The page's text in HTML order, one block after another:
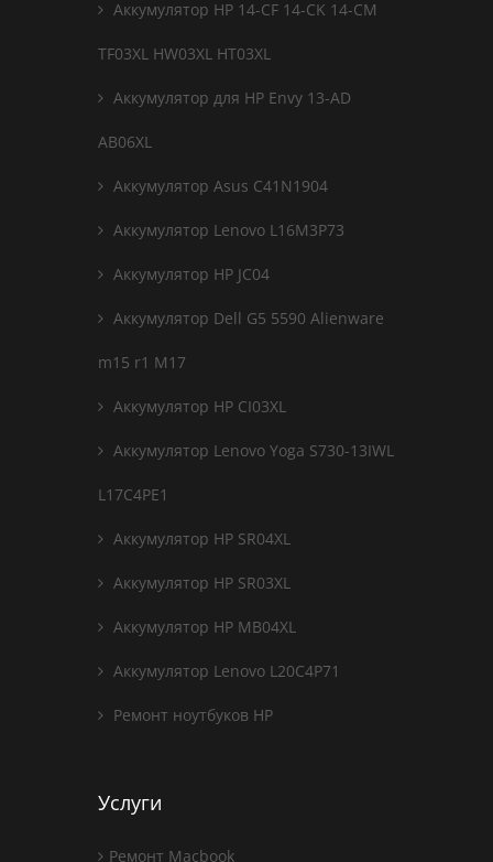
Аккумулятор HP 14-CF 14-CK 14-CM
TF03XL HW03XL HT03XL
Аккумулятор для HP Envy 13-AD
AB06XL
Аккумулятор Asus C41N1904
Аккумулятор Lenovo L16M3P73
Аккумулятор HP JC04
Аккумулятор Dell G5 5590 Alienware
m15 r1 M17
Аккумулятор HP CI03XL
Аккумулятор Lenovo Yoga S730-13IWL
L17C4PE1
Аккумулятор HP SR04XL
Аккумулятор HP SR03XL
Аккумулятор HP MB04XL
Аккумулятор Lenovo L20C4P71
Ремонт ноутбуков HP
Услуги
Ремонт Macbook